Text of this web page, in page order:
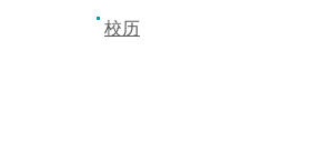
校历